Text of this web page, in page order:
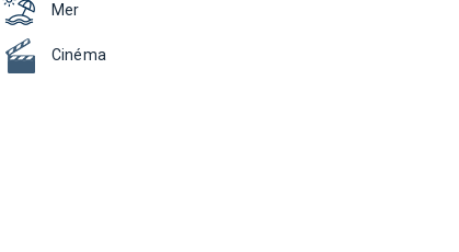
Mer
Cinéma